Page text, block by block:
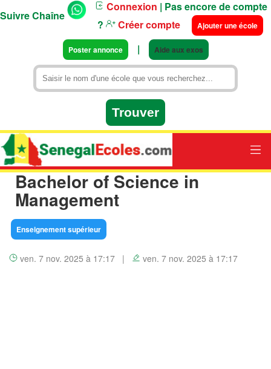
Suivre Chaîne
Connexion | Pas encore de compte
?
Créer compte Ajouter une école
Poster annonce | Aide aux exos
Bachelor of Science in
Management
Enseignement supérieur
ven. 7 nov. 2025 à 17:17 | ven. 7 nov. 2025 à 17:17